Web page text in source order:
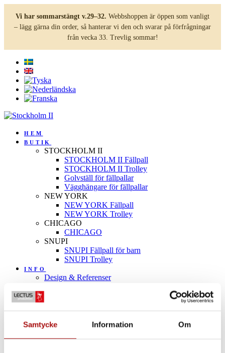
Samtycke Information Om
Vi har sommarstängt v.29–32. Webbshoppen är öppen som vanligt
– lägg gärna din order, så hanterar vi den och svarar på förfrågningar
från vecka 33. Trevlig sommar!
HEM
BUTIK
STOCKHOLM II
STOCKHOLM II Fällpall
STOCKHOLM II Trolley
Golvställ för fällpallar
Vägghängare för fällpallar
NEW YORK
NEW YORK Fällpall
NEW YORK Trolley
CHICAGO
CHICAGO
SNUPI
SNUPI Fällpall för barn
SNUPI Trolley
INFO
Design & Referenser
Filer & Dokument
KONTAKT
SÖK